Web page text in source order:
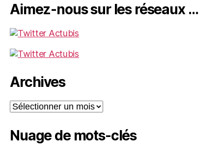
Aimez-nous sur les réseaux …
Archives
Archives
Nuage de mots-clés